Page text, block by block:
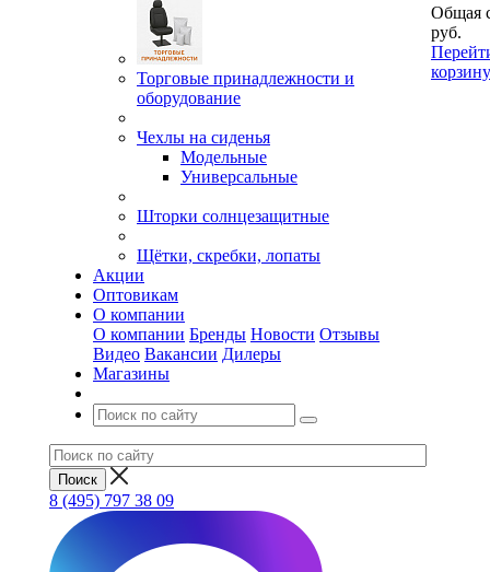
Торговые принадлежности и
оборудование
Чехлы на сиденья
Модельные
Универсальные
Шторки солнцезащитные
Щётки, скребки, лопаты
Акции
Оптовикам
О компании
О компании Бренды Новости Отзывы
Видео Вакансии Дилеры
Магазины
8 (495) 797 38 09
Общая
руб.
корзину